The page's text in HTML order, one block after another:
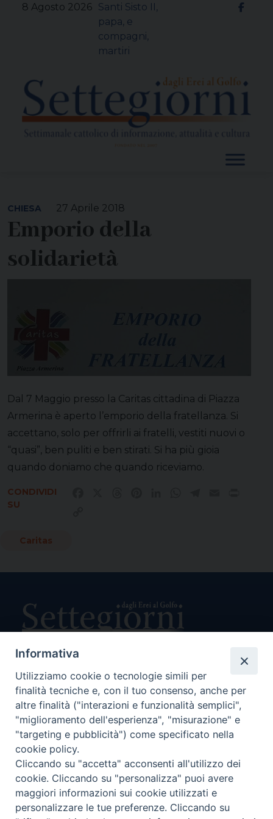
8 Agosto 2026 Santi Sisto II,
papa, e
compagni,
martiri
27 Aprile 2018
CHIESA
Emporio della
solidarietà
Dal 7 Maggio presso la Caritas cittadina di Piazza
Armerina è aperto l’emporio della fratellanza. Si
accettano, solo per offrirli ai fratelli, vestiti nuovi o
“quasi”, ben puliti e ben stirati. Si ha più gioia
quando doniamo che quando riceviamo.
CONDIVIDI
SU
Caritas
Direttore Responsabile Giuseppe Rabita
Direttore Amministrativo Salvatore Bruno
Editore e Proprietà Opera di Religione della Diocesi di Piazza
Armerina,
Via Cammarata, 21 – Piazza Armerina
P. I. 01121870867
Autorizzazione Tribunale di Enna n. 113 del 24/2/2007
SEGUICI SU:
Informativa
Utilizziamo cookie o tecnologie simili per
finalità tecniche e, con il tuo consenso, anche per
altre finalità ("interazioni e funzionalità semplici",
"miglioramento dell'esperienza", "misurazione" e
"targeting e pubblicità") come specificato nella
cookie policy.
Cliccando su "accetta" acconsenti all'utilizzo dei
cookie. Cliccando su "personalizza" puoi avere
maggiori informazioni sui cookie utilizzati e
personalizzare le tue preferenze. Cliccando su